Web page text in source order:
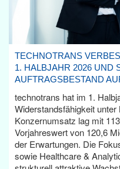
TECHNOTRANS
1. HALBJAHR 2026 UND
AUFTRAGSBESTAND
technotrans hat im 1.
Widerstandsfähigkeit
Konzernumsatz lag mit
Vorjahreswert von 120,6
der Erwartungen. Die
sowie Healthcare &